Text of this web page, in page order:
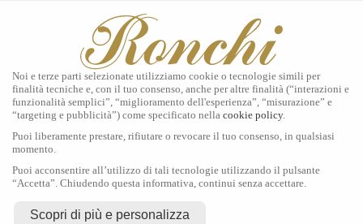
Tudor
Orologi
Secondo Polso
Contatti
Noi e terze parti selezionate utilizziamo cookie o tecnologie simili per
finalità tecniche e, con il tuo consenso, anche per altre finalità (“interazioni e
funzionalità semplici”, “miglioramento dell'esperienza”, “misurazione” e
“targeting e pubblicità”) come specificato nella cookie policy.
Puoi liberamente prestare, rifiutare o revocare il tuo consenso, in qualsiasi
momento.
Puoi acconsentire all’utilizzo di tali tecnologie utilizzando il pulsante
“Accetta”. Chiudendo questa informativa, continui senza accettare.
Scopri di più e personalizza